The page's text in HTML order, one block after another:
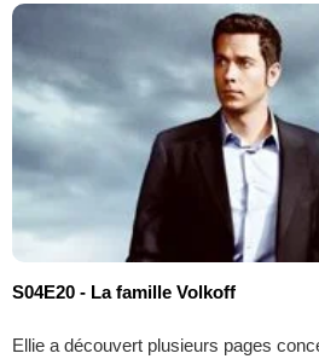
S04E20 - La famille Volkoff
Ellie a découvert plusieurs pages